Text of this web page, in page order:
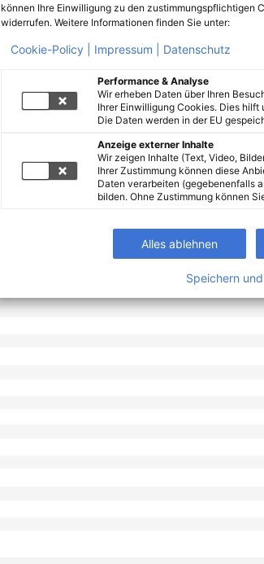
können Ihre Einwilligung zu den zustimmungspflichtigen
widerrufen. Weitere Informationen finden Sie unter:
Cookie-Policy | Impressum | Datenschutz
Performance & Analyse
Wir erheben Daten über Ihren
Ihrer Einwilligung Cookies. Dies
Die Daten werden in der EU
Anzeige externer Inhalte
Wir zeigen Inhalte (Text, Video,
Ihrer Zustimmung können diese
Daten verarbeiten (gegebenenfalls
bilden. Ohne Zustimmung können
Alles ablehnen
Speichern